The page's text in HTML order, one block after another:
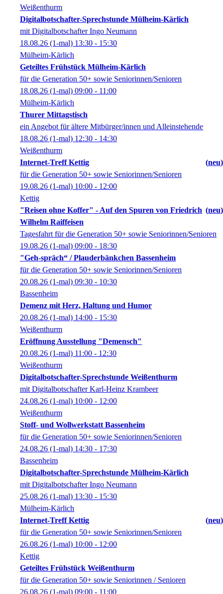
Weißenthurm
Digitalbotschafter-Sprechstunde Mülheim-Kärlich
mit Digitalbotschafter Ingo Neumann
18.08.26 (1-mal) 13:30 - 15:30
Mülheim-Kärlich
Geteiltes Frühstück Mülheim-Kärlich
für die Generation 50+ sowie Seniorinnen/Senioren
18.08.26 (1-mal) 09:00 - 11:00
Mülheim-Kärlich
Thurer Mittagstisch
ein Angebot für ältere Mitbürger/innen und Alleinstehende
18.08.26 (1-mal) 12:30 - 14:30
Weißenthurm
Internet-Treff Kettig
neu
für die Generation 50+ sowie Seniorinnen/Senioren
19.08.26 (1-mal) 10:00 - 12:00
Kettig
"Reisen ohne Koffer" - Auf den Spuren von Friedrich
Wilhelm Raiffeisen
neu
Tagesfahrt für die Generation 50+ sowie Seniorinnen/Senioren
19.08.26 (1-mal) 09:00 - 18:30
"Geh-spräch“ / Plauderbänkchen Bassenheim
für die Generation 50+ sowie Seniorinnen/Senioren
20.08.26 (1-mal) 09:30 - 10:30
Bassenheim
Demenz mit Herz, Haltung und Humor
20.08.26 (1-mal) 14:00 - 15:30
Weißenthurm
Eröffnung Ausstellung "Demensch"
20.08.26 (1-mal) 11:00 - 12:30
Weißenthurm
Digitalbotschafter-Sprechstunde Weißenthurm
mit Digitalbotschafter Karl-Heinz Krambeer
24.08.26 (1-mal) 10:00 - 12:00
Weißenthurm
Stoff- und Wollwerkstatt Bassenheim
für die Generation 50+ sowie Seniorinnen/Senioren
24.08.26 (1-mal) 14:30 - 17:30
Bassenheim
Digitalbotschafter-Sprechstunde Mülheim-Kärlich
mit Digitalbotschafter Ingo Neumann
25.08.26 (1-mal) 13:30 - 15:30
Mülheim-Kärlich
Internet-Treff Kettig
neu
für die Generation 50+ sowie Seniorinnen/Senioren
26.08.26 (1-mal) 10:00 - 12:00
Kettig
Geteiltes Frühstück Weißenthurm
für die Generation 50+ sowie Seniorinnen / Senioren
26.08.26 (1-mal) 09:00 - 11:00